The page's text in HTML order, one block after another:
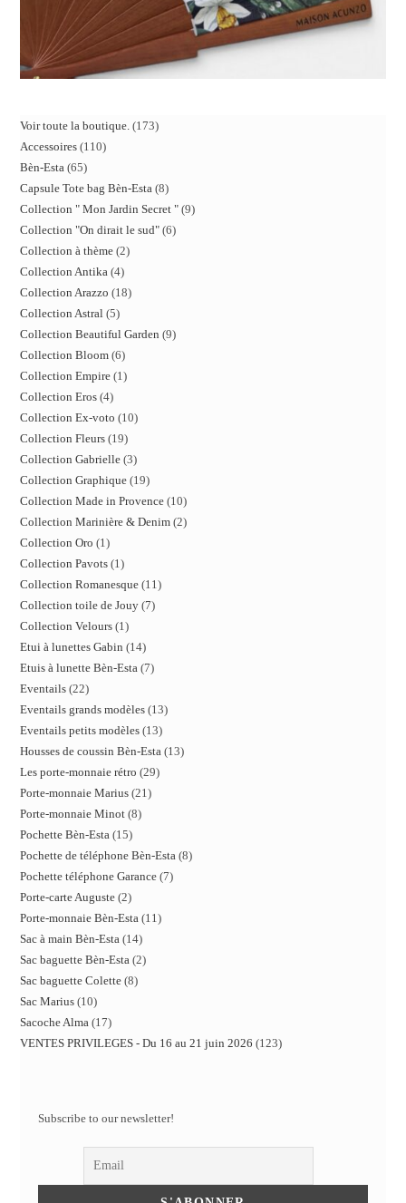
Voir toute la boutique. 173
Accessoires 110
Bèn-Esta 65
Capsule Tote bag Bèn-Esta 8
Collection " Mon Jardin Secret " 9
Collection "On dirait le sud" 6
Collection à thème 2
Collection Antika 4
Collection Arazzo 18
Collection Astral 5
Collection Beautiful Garden 9
Collection Bloom 6
Collection Empire 1
Collection Eros 4
Collection Ex-voto 10
Collection Fleurs 19
Collection Gabrielle 3
Collection Graphique 19
Collection Made in Provence 10
Collection Marinière & Denim 2
Collection Oro 1
Collection Pavots 1
Collection Romanesque 11
Collection toile de Jouy 7
Collection Velours 1
Etui à lunettes Gabin 14
Etuis à lunette Bèn-Esta 7
Eventails 22
Eventails grands modèles 13
Eventails petits modèles 13
Housses de coussin Bèn-Esta 13
Les porte-monnaie rétro 29
Porte-monnaie Marius 21
Porte-monnaie Minot 8
Pochette Bèn-Esta 15
Pochette de téléphone Bèn-Esta 8
Pochette téléphone Garance 7
Porte-carte Auguste 2
Porte-monnaie Bèn-Esta 11
Sac à main Bèn-Esta 14
Sac baguette Bèn-Esta 2
Sac baguette Colette 8
Sac Marius 10
Sacoche Alma 17
VENTES PRIVILEGES - Du 16 au 21 juin 2026 123
Subscribe to our newsletter!